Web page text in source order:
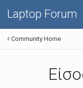
Laptop Forum
Community Home